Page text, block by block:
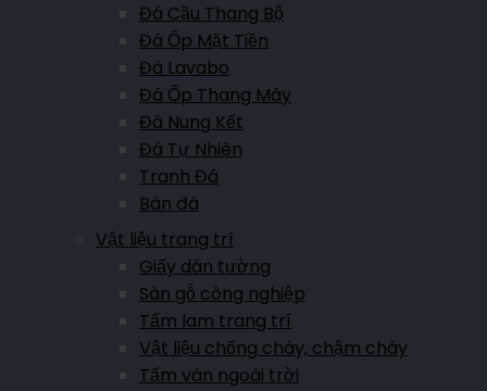
Đá Cầu Thang Bộ
Đá Ốp Mặt Tiền
Đá Lavabo
Đá Ốp Thang Máy
Đá Nung Kết
Đá Tự Nhiên
Tranh Đá
Bàn đá
Vật liệu trang trí
Giấy dán tường
Sàn gỗ công nghiệp
Tấm lam trang trí
Vật liệu chống cháy, chậm cháy
Tấm ván ngoài trời